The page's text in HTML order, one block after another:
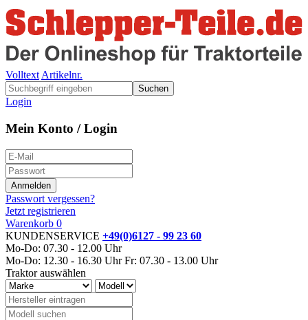
Volltext Artikelnr.
Suchen
Login
Mein Konto / Login
Passwort vergessen?
Jetzt registrieren
Warenkorb 0
KUNDENSERVICE +49(0)6127 - 99 23 60
Mo-Do: 07.30 - 12.00 Uhr
Mo-Do: 12.30 - 16.30 Uhr Fr: 07.30 - 13.00 Uhr
Traktor auswählen